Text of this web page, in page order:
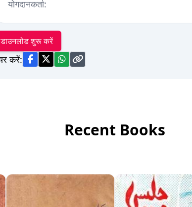
योगदानकर्ता:
डाउनलोड शुरू करें
करें:
Recent Books